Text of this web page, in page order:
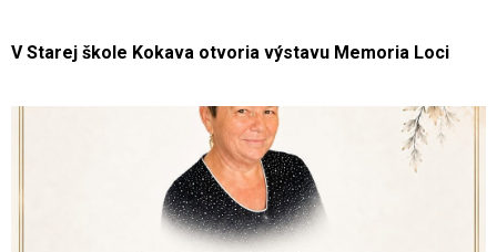
V Starej škole Kokava otvoria výstavu Memoria Loci